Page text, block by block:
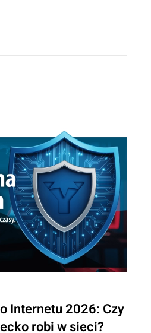
Internetu 2026: Czy
robi w sieci?